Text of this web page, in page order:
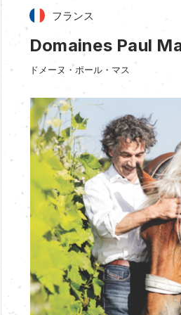
フランス
Domaines Paul
ドメーヌ・ポール・マス